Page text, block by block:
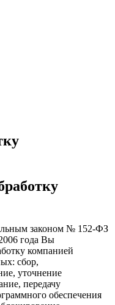
законом № 152-ФЗ
года Вы
компанией
сбор,
уточнение
передачу
обеспечения